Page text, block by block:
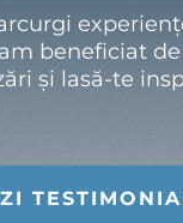
beneficiat
și lasă-te